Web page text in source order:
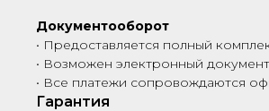
Документооборот
• Предоставляется полный
• Возможен электронный
• Все платежи сопровождаются
Гарантия